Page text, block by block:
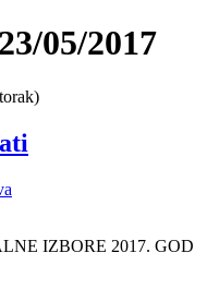
05/2017
IZBORE 2017. GOD